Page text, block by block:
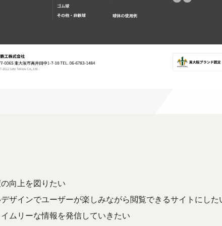
向上を図りたい
デザインでユーザーが楽しみながら閲覧できるサイトにした
ムリーな情報を発信していきたい